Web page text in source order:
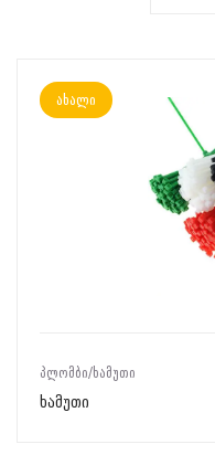
ახალი
ᲞᲚᲝᲛᲑᲘ/ᲮᲐᲛᲣᲗᲘ
ხამუთი